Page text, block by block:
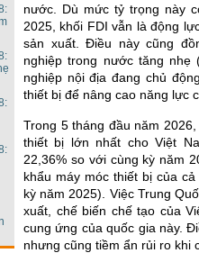
nước. Dù mức tỷ trọng này
2025, khối FDI vẫn là động
sản xuất. Điều này cũng
nghiệp trong nước tăng nhẹ
nghiệp nội địa đang chủ
thiết bị để nâng cao năng lực
Trong 5 tháng đầu năm
thiết bị lớn nhất cho Việt
22,36% so với cùng kỳ năm
khẩu máy móc thiết bị của
kỳ năm 2025). Việc Trung
xuất, chế biến chế tạo của
cung ứng của quốc gia này.
nhưng cũng tiềm ẩn rủi ro khi